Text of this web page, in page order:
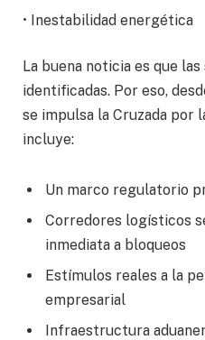
• Inestabilidad energética
La buena noticia es que
identificadas. Por eso,
se impulsa la Cruzada por
incluye:
Un marco regulatorio
Corredores logísticos
inmediata a bloqueos
Estímulos reales a la
empresarial
Infraestructura